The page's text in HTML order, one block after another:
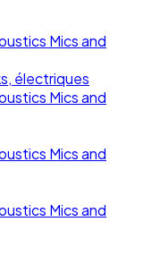
électriques